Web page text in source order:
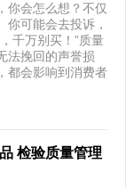
你会怎么想？不仅
可能会去投诉，
千万别买！”质量
法挽回的声誉损
都会影响到消费者
检验质量管理